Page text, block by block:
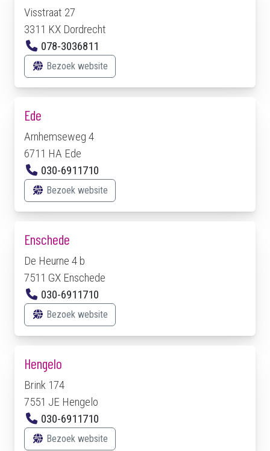
Visstraat 27
3311 KX Dordrecht
078-3036811
Bezoek website
Ede
Arnhemseweg 4
6711 HA Ede
030-6911710
Bezoek website
Enschede
De Heurne 4 b
7511 GX Enschede
030-6911710
Bezoek website
Hengelo
Brink 174
7551 JE Hengelo
030-6911710
Bezoek website